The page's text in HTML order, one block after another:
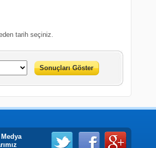
tarih seçiniz.
Sonuçları Göster